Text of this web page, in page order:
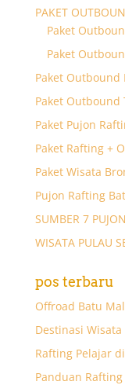
PAKET
Paket
Paket
Paket Outbound
Paket Outbound
Paket Pujon
Paket Rafting +
Paket Wisata
Pujon Rafting
SUMBER 7
WISATA PULAU
pos terbaru
Offroad Batu
Destinasi
Rafting Pelajar
Panduan